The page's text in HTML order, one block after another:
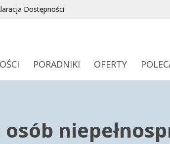
Dostępności
PORADNIKI OFERTY